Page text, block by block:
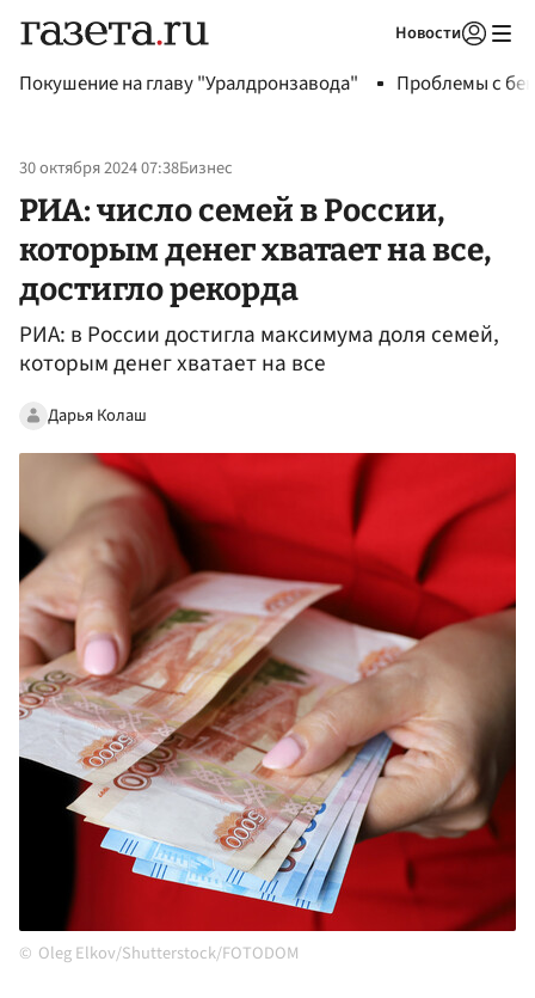
Новости
Покушение на главу "Уралдронзавода" Проблемы с
30 октября 2024 07:38Бизнес
РИА: число семей в России,
которым денег хватает на все,
достигло рекорда
РИА: в России достигла максимума доля семей,
которым денег хватает на все
Дарья Колаш
Oleg Elkov/Shutterstock/FOTODOM